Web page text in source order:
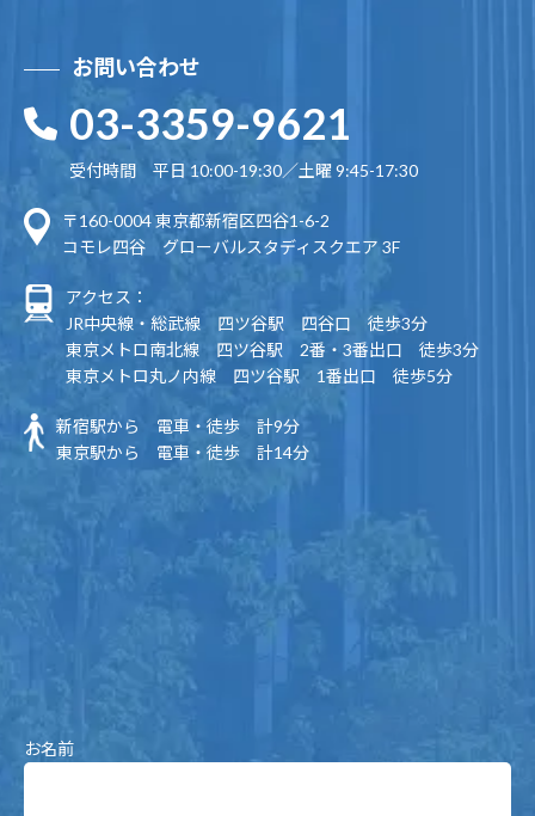
お問い合わせ
03-3359-9621
受付時間 平日 10:00-19:30／土曜 9:45-17:30
〒160-0004 東京都新宿区四谷1-6-2
コモレ四谷 グローバルスタディスクエア 3F
アクセス：
JR中央線・総武線 四ツ谷駅 四谷口 徒歩3分
東京メトロ南北線 四ツ谷駅 2番・3番出口 徒歩3分
東京メトロ丸ノ内線 四ツ谷駅 1番出口 徒歩5分
新宿駅から 電車・徒歩 計9分
東京駅から 電車・徒歩 計14分
お名前